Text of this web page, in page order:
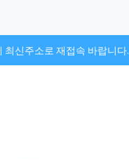
최신주소로 재접속 바랍니다.